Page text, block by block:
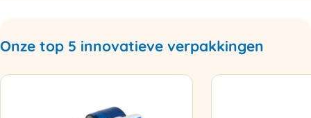
Onze top 5 innovatieve verpakkingen